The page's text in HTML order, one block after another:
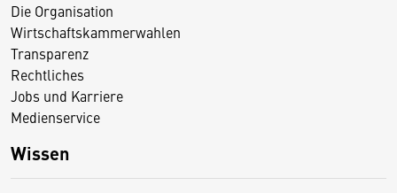
Die Organisation
Wirtschaftskammerwahlen
Transparenz
Rechtliches
Jobs und Karriere
Medienservice
Wissen